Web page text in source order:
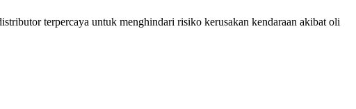
terpercaya untuk menghindari risiko kerusakan kendaraan akibat oli